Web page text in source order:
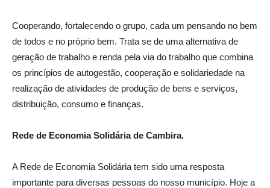
Cooperando, fortalecendo o grupo, cada um pensando no bem
de todos e no próprio bem. Trata se de uma alternativa de
geração de trabalho e renda pela via do trabalho que combina
os princípios de autogestão, cooperação e solidariedade na
realização de atividades de produção de bens e serviços,
distribuição, consumo e finanças.
Rede de Economia Solidária de Cambira.
A Rede de Economia Solidária tem sido uma resposta
importante para diversas pessoas do nosso município. Hoje a